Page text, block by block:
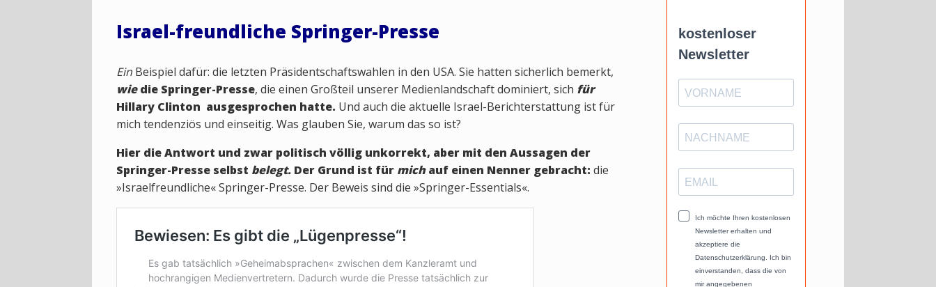
Israel-freundliche Springer-Presse
Ein Beispiel dafür: die letzten Präsidentschaftswahlen in den USA. Sie hatten sicherlich bemerkt,
wiedie Springer-Presse, die einen Großteil unserer Medienlandschaft dominiert, sich für
Hillary Clinton ausgesprochen hatte. Und auch die aktuelle Israel-Berichterstattung ist für
mich tendenziös und einseitig. Was glauben Sie, warum das so ist?
Hier die Antwort und zwar politisch völlig unkorrekt, aber mit den Aussagen der
Springer-Presse selbst belegt. Der Grund ist für michauf einen Nenner gebracht: die
»Israelfreundliche« Springer-Presse. Der Beweis sind die »Springer-Essentials«.